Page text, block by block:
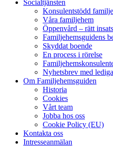
Socialtjänsten
Konsulentstödd
Våra familjehem
Öppenvård – rätt
Familjehemsguidens
Skyddat boende
En process i rörelse
Nyhetsbrev med
Om Familjehemsguiden
Historia
Cookies
Vårt team
Jobba hos oss
Cookie Policy (EU)
Kontakta oss
Intresseanmälan